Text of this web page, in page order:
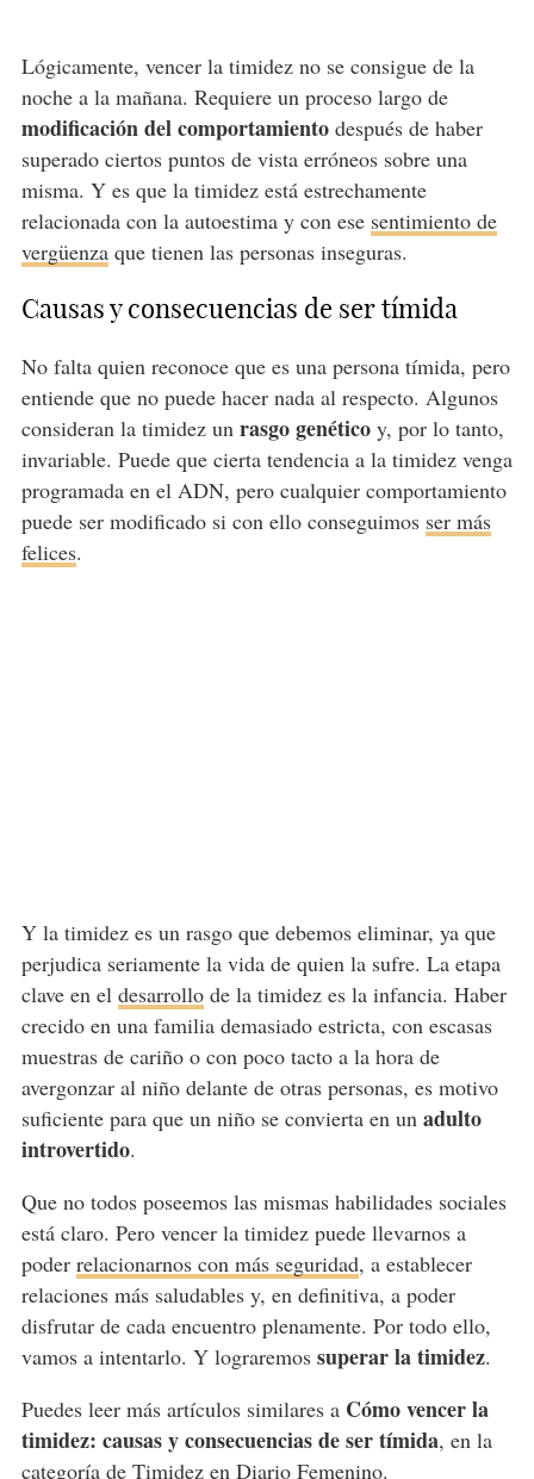
Lógicamente, vencer la timidez no se consigue de la
noche a la mañana. Requiere un proceso largo de
modificación del comportamientodespués de haber
superado ciertos puntos de vista erróneos sobre una
misma. Y es que la timidez está estrechamente
relacionada con la autoestima y con ese sentimiento de
vergüenzaque tienen las personas inseguras.
Causas y consecuencias de ser tímida
No falta quien reconoce que es una persona tímida, pero
entiende que no puede hacer nada al respecto. Algunos
consideran la timidez unrasgo genéticoy, por lo tanto,
invariable. Puede que cierta tendencia a la timidez venga
programada en el ADN, pero cualquier comportamiento
puede ser modificado si con ello conseguimos ser más
felices.
Y la timidez es un rasgo que debemos eliminar, ya que
perjudica seriamente la vida de quien la sufre. La etapa
clave en el desarrollode la timidez es la infancia. Haber
crecido en una familia demasiado estricta, con escasas
muestras de cariño o con poco tacto a la hora de
avergonzar al niño delante de otras personas, es motivo
suficiente para que un niño se convierta en un adulto
introvertido.
Que no todos poseemos las mismas habilidades sociales
está claro. Pero vencer la timidez puede llevarnos a
poder relacionarnos con más seguridad, a establecer
relaciones más saludables y, en definitiva, a poder
disfrutar de cada encuentro plenamente. Por todo ello,
vamos a intentarlo. Y lograremos superar la timidez.
Puedes leer más artículos similares a Cómo vencer la
timidez: causas y consecuencias de ser tímida, en la
categoría de Timidezen Diario Femenino.